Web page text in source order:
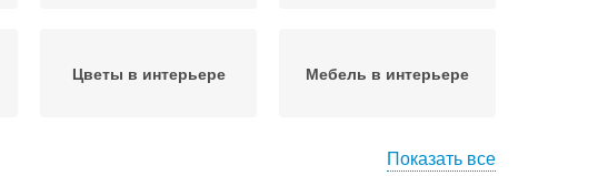
Цветы в интерьере Мебель в интерьере
Показать все